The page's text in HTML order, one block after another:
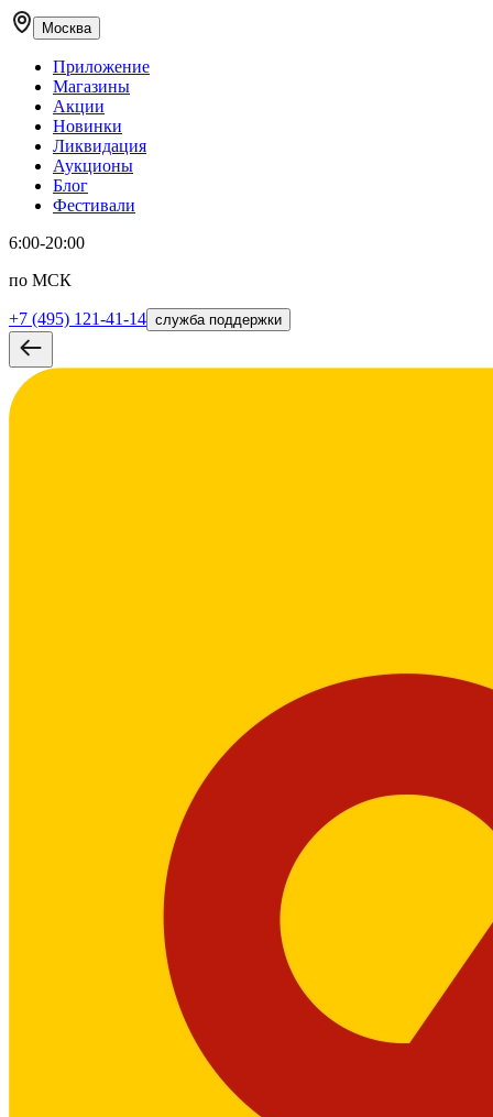
Москва
Приложение
Магазины
Акции
Новинки
Ликвидация
Аукционы
Блог
Фестивали
6:00-20:00
по МСК
+7 (495) 121-41-14 служба поддержки